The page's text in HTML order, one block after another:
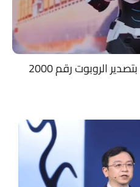
إيموجا التابعة لشيري تحتفل بتصدير الروبوت رقم 2000